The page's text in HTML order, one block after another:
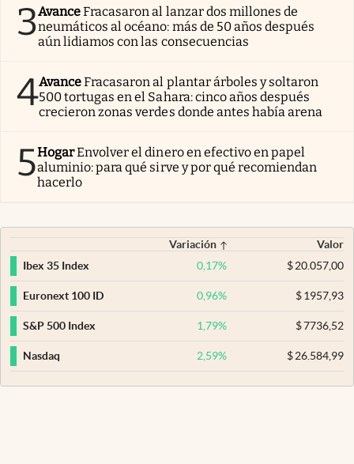
3AvanceFracasaron al lanzar dos millones de
neumáticos al océano: más de 50 años después
aún lidiamos con las consecuencias
4AvanceFracasaron al plantar árboles y soltaron
500 tortugas en el Sahara: cinco años después
crecieron zonas verdes donde antes había arena
5HogarEnvolver el dinero en efectivo en papel
aluminio: para qué sirve y por qué recomiendan
hacerlo
Variación
Valor
Ibex 35 Index
0,17% $20.057,00
Euronext 100 ID 0,96% $1957,93
S&P 500 Index 1,79% $7736,52
Nasdaq 2,59% $26.584,99